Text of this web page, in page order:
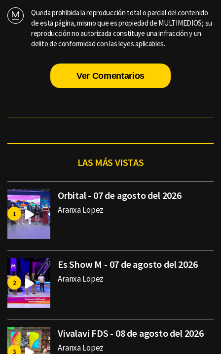
Queda prohibida la reproducción total o parcial del contenido
de esta página, mismo que es propiedad de MULTIMEDIOS; su
reproducción no autorizada constituye una infracción y un
delito de conformidad con las leyes aplicables.
Ver Comentarios
LAS MÁS VISTAS
Orbital - 07 de agosto del 2026
Aranxa Lopez
Es Show M - 07 de agosto del 2026
Aranxa Lopez
Vivalavi FDS - 08 de agosto del 2026
Aranxa Lopez